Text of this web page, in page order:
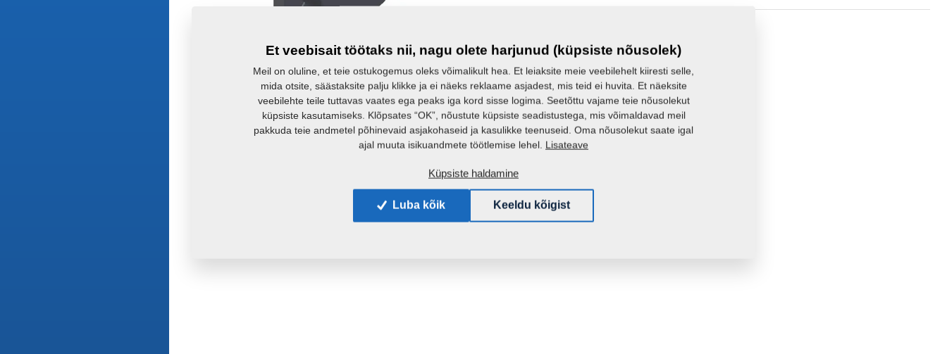
Et veebisait töötaks nii, nagu olete harjunud (küpsiste nõusolek)
Meil on oluline, et teie ostukogemus oleks võimalikult hea. Et leiaksite meie veebilehelt kiiresti selle,
mida otsite, säästaksite palju klikke ja ei näeks reklaame asjadest, mis teid ei huvita. Et näeksite
veebilehte teile tuttavas vaates ega peaks iga kord sisse logima. Seetõttu vajame teie nõusolekut
küpsiste kasutamiseks. Klõpsates “OK”, nõustute küpsiste seadistustega, mis võimaldavad meil
pakkuda teie andmetel põhinevaid asjakohaseid ja kasulikke teenuseid. Oma nõusolekut saate igal
ajal muuta isikuandmete töötlemise lehel. Lisateave
Küpsiste haldamine
Luba kõik Keeldu kõigist